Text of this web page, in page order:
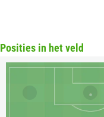
Posities in het veld